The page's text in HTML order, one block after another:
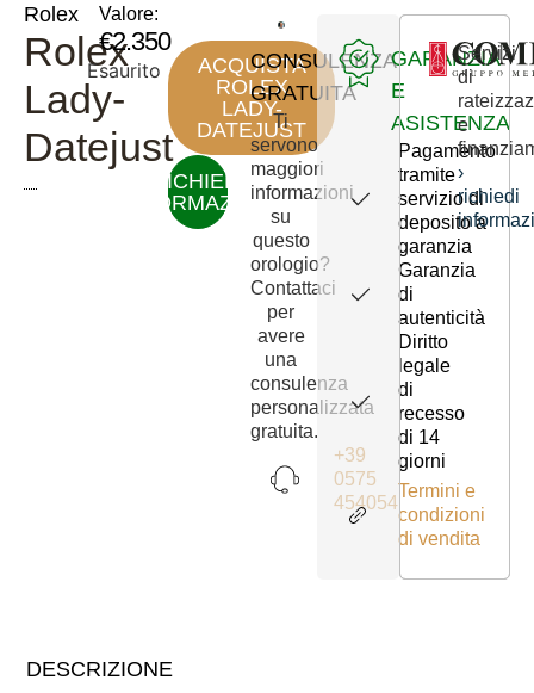
Rolex
Rolex
Lady-
Datejust
Valore:
€2.350
Esaurito
ACQUISTA
ROLEX
LADY-
DATEJUST
RICHIEDI
INFORMAZIONI
CONSULENZA
GRATUITA
Ti
servono
maggiori
informazioni
su
questo
orologio?
Contattaci
per
avere
una
consulenza
personalizzata
gratuita.
+39
0575
454054
GARANZIA
E
ASISTENZA
Pagamento
tramite
servizio di
deposito a
garanzia
Garanzia
di
autenticità
Diritto
legale
di
recesso
di 14
giorni
Termini e
condizioni
di vendita
Servizi
di
e
›
richiedi
DESCRIZIONE